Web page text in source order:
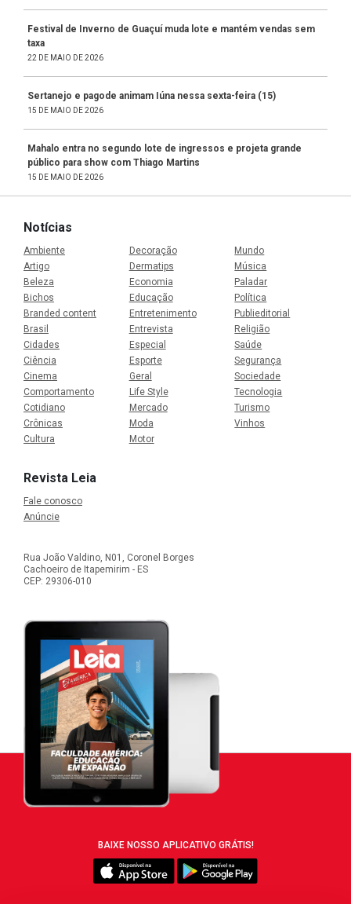
Festival de Inverno de Guaçuí muda lote e mantém vendas sem
taxa
22 DE MAIO DE 2026
Sertanejo e pagode animam Iúna nessa sexta-feira (15)
15 DE MAIO DE 2026
Mahalo entra no segundo lote de ingressos e projeta grande
público para show com Thiago Martins
15 DE MAIO DE 2026
Notícias
Ambiente
Artigo
Beleza
Bichos
Branded content
Brasil
Cidades
Ciência
Cinema
Comportamento
Cotidiano
Crônicas
Cultura
Decoração
Dermatips
Economia
Educação
Entretenimento
Entrevista
Especial
Esporte
Geral
Life Style
Mercado
Moda
Motor
Mundo
Música
Paladar
Política
Publieditorial
Religião
Saúde
Segurança
Sociedade
Tecnologia
Turismo
Vinhos
Revista Leia
Fale conosco
Anúncie
Rua João Valdino, N01, Coronel Borges
Cachoeiro de Itapemirim - ES
CEP: 29306-010
BAIXE NOSSO APLICATIVO GRÁTIS!